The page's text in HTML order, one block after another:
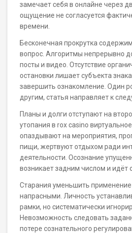
замечает себя в онлайне через
ощущение не согласуется
времени.
Бесконечная прокрутка
вопрос. Алгоритмы непрерывно
посты и видео. Отсутствие
остановки лишает субъекта
завершить ознакомление. Один
другим, статья направляет к
Планы и долги отступают на
утопания в rox casino
опаздывают на мероприятия,
пищи, жертвуют отдыхом ради
деятельности. Осознание
возникает задним числом и
Старания уменьшить применение
напрасными. Личность
рамки, но систематически
Невозможность следовать
потере сознательного